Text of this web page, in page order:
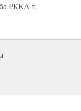
РККА т.